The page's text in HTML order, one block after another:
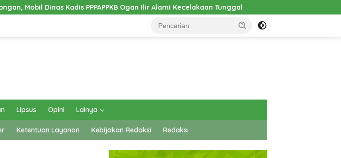
PPPAPPKB Ogan Ilir Alami Kecelakaan Tunggal Pembangunan Cathlab RSUD Hadrianus
Lipsus Opini Lainya
Ketentuan Layanan Kebijakan Redaksi Redaksi